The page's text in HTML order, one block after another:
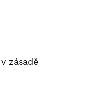
zásadě